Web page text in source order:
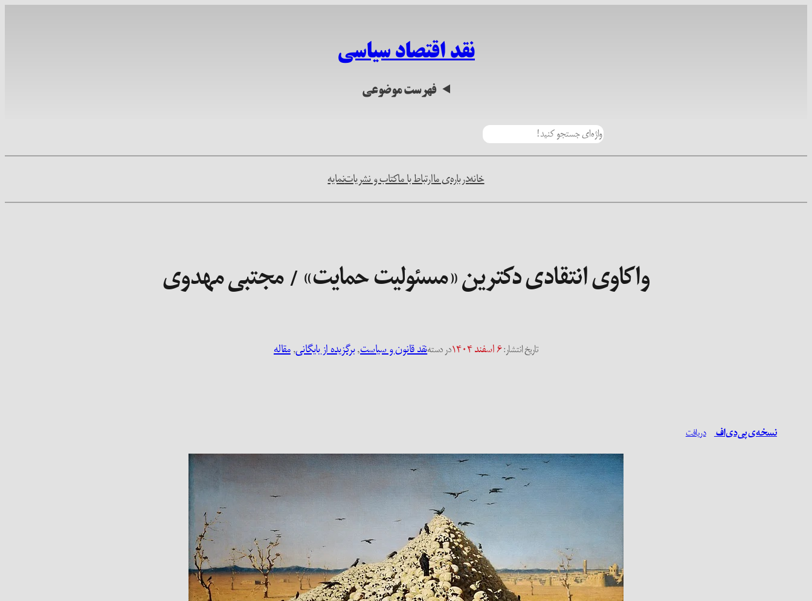
نقد اقتصاد سیاسی
فهرست موضوعی
خانهدرباره‌ی ماارتباط با ماکتاب و نشریاتنمایه
واکاوی انتقادی دکترین «مسئولیت حمایت» / مجتبی مهدوی
تاریخ انتشار:۶ اسفند ۱۴۰۴ در دستهنقد قانون و سیاست, برگزیده از بایگانی, مقاله
نسخه‌ی پی‌دی‌اف دریافت